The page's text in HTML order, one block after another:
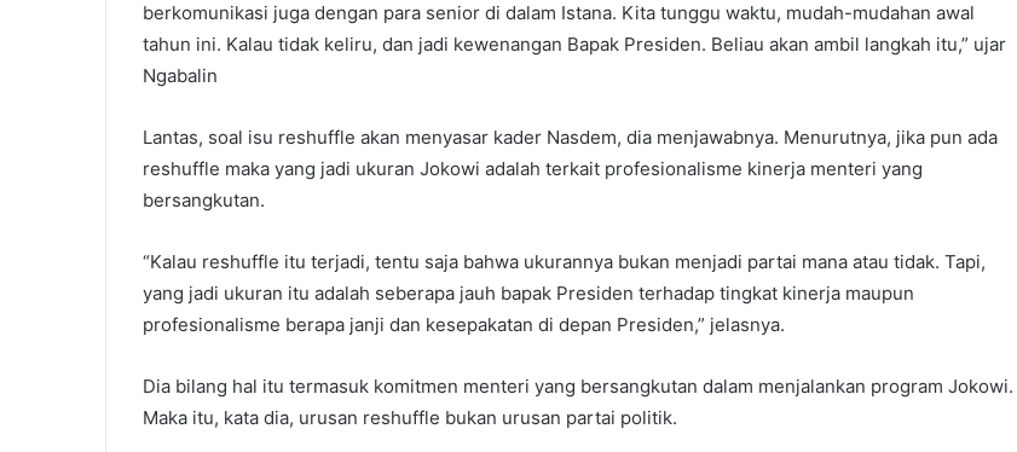
berkomunikasi juga dengan para senior di dalam Istana. Kita tunggu waktu, mudah-mudahan awal
tahun ini. Kalau tidak keliru, dan jadi kewenangan Bapak Presiden. Beliau akan ambil langkah itu,” ujar
Ngabalin
Lantas, soal isu reshuffle akan menyasar kader Nasdem, dia menjawabnya. Menurutnya, jika pun ada
reshuffle maka yang jadi ukuran Jokowi adalah terkait profesionalisme kinerja menteri yang
bersangkutan.
“Kalau reshuffle itu terjadi, tentu saja bahwa ukurannya bukan menjadi partai mana atau tidak. Tapi,
yang jadi ukuran itu adalah seberapa jauh bapak Presiden terhadap tingkat kinerja maupun
profesionalisme berapa janji dan kesepakatan di depan Presiden,” jelasnya.
Dia bilang hal itu termasuk komitmen menteri yang bersangkutan dalam menjalankan program Jokowi.
Maka itu, kata dia, urusan reshuffle bukan urusan partai politik.